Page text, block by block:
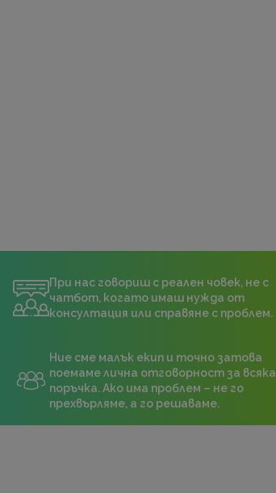
При нас говориш с реален човек, не с
чатбот, когато имаш нужда от
консултация или справяне с проблем.
Ние сме малък екип и точно затова
поемаме лична отговорност за всяка
поръчка. Ако има проблем – не го
прехвърляме, а го решаваме.